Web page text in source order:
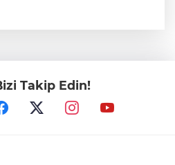
motosikletle kaza yapan genç
arasında toprağa verildi
Takip Edin!